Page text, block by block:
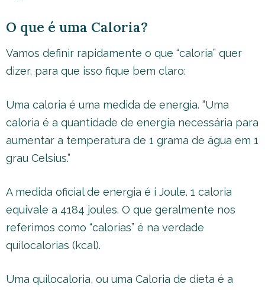
O que é uma Caloria?
Vamos definir rapidamente o que “caloria” quer
dizer, para que isso fique bem claro:
Uma caloria é uma medida de energia. “Uma
caloria é a quantidade de energia necessária para
aumentar a temperatura de 1 grama de água em 1
grau Celsius.”
A medida oficial de energia é i Joule. 1 caloria
equivale a 4184 joules. O que geralmente nos
referimos como “calorias” é na verdade
quilocalorias (kcal).
Uma quilocaloria, ou uma Caloria de dieta é a